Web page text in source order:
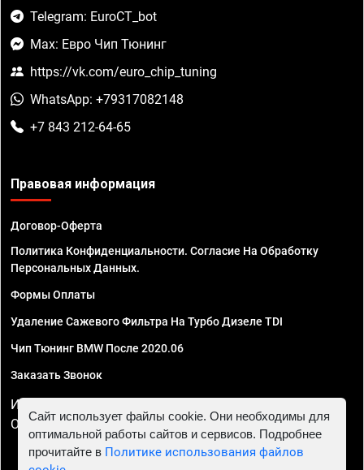
Telegram: EuroCT_bot
Max: Евро Чип Тюнинг
https://vk.com/euro_chip_tuning
WhatsApp: +79317082148
+7 843 212-64-65
Правовая информация
Договор-Оферта
Политика Конфиденциальности. Согласие На Обработку
Персональных Данных.
Формы Оплаты
Удаление Сажевого Фильтра На Турбо Дизеле TDI
Чип Тюнинг BMW После 2020.06
Заказать Звонок
ИП Смирнов Георгий Павлович. ИНН 781302555843,
ОГРНИП 324470400032610
Сайт использует файлы cookie. Они необходимы для
оптимальной работы сайтов и сервисов. Подробнее
прочитайте в Политике использования файлов